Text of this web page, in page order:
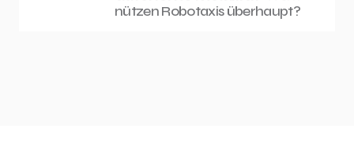
nützen Robotaxis überhaupt?